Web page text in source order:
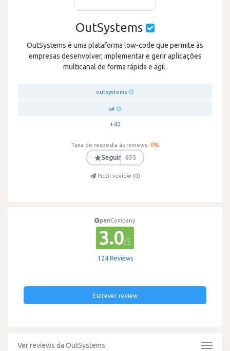
OutSystems
OutSystems é uma plataforma low-code que permite às
empresas desenvolver, implementar e gerir aplicações
multicanal de forma rápida e ágil.
outsystems
c#
+40
Taxa de resposta às reviews: 0%
★Seguir 635
Pedir review (0)
penCompany
3.0/5
124 Reviews
Escrever review
Ver reviews da OutSystems
Toggle